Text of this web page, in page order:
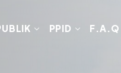
PPID F.A.Q